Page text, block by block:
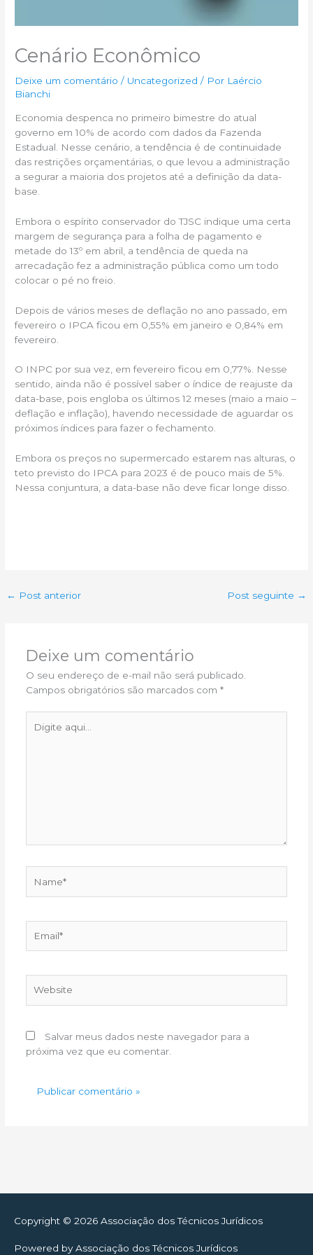
Cenário Econômico
Deixe um comentário / Uncategorized / Por Laércio
Bianchi
Economia despenca no primeiro bimestre do atual
governo em 10% de acordo com dados da Fazenda
Estadual. Nesse cenário, a tendência é de continuidade
das restrições orçamentárias, o que levou a administração
a segurar a maioria dos projetos até a definição da data-
base.
Embora o espírito conservador do TJSC indique uma certa
margem de segurança para a folha de pagamento e
metade do 13º em abril, a tendência de queda na
arrecadação fez a administração pública como um todo
colocar o pé no freio.
Depois de vários meses de deflação no ano passado, em
fevereiro o IPCA ficou em 0,55% em janeiro e 0,84% em
fevereiro.
O INPC por sua vez, em fevereiro ficou em 0,77%. Nesse
sentido, ainda não é possível saber o índice de reajuste da
data-base, pois engloba os últimos 12 meses (maio a maio –
deflação e inflação), havendo necessidade de aguardar os
próximos índices para fazer o fechamento.
Embora os preços no supermercado estarem nas alturas, o
teto previsto do IPCA para 2023 é de pouco mais de 5%.
Nessa conjuntura, a data-base não deve ficar longe disso.
← Post anterior Post seguinte →
Deixe um comentário
O seu endereço de e-mail não será publicado.
Campos obrigatórios são marcados com *
aqui...
Salvar meus dados neste navegador para a
próxima vez que eu comentar.
Copyright © 2026 Associação dos Técnicos Jurídicos
Powered byAssociação dos Técnicos Jurídicos